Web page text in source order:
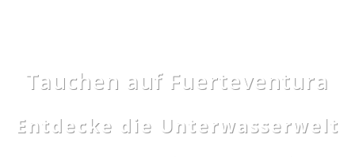
Tauchen auf Fuerteventura
Entdecke die Unterwasserwelt